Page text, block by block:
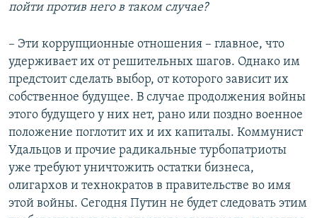
пойти против него в таком случае?
– Эти коррупционные отношения – главное, что
удерживает их от решительных шагов. Однако им
предстоит сделать выбор, от которого зависит их
собственное будущее. В случае продолжения войны
этого будущего у них нет, рано или поздно военное
положение поглотит их и их капиталы. Коммунист
Удальцов и прочие радикальные турбопатриоты
уже требуют уничтожить остатки бизнеса,
олигархов и технократов в правительстве во имя
этой войны. Сегодня Путин не будет следовать этим